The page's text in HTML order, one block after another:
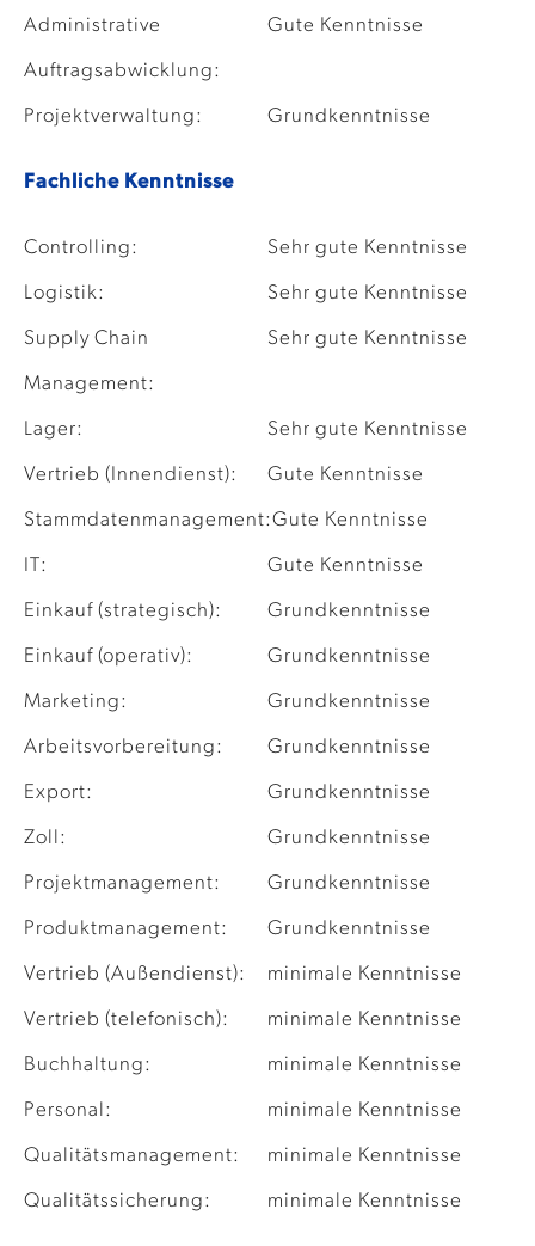
Administrative
Auftragsabwicklung:
Gute Kenntnisse
Projektverwaltung: Grundkenntnisse
Fachliche Kenntnisse
Controlling: Sehr gute Kenntnisse
Logistik: Sehr gute Kenntnisse
Supply Chain
Management:
Sehr gute Kenntnisse
Lager: Sehr gute Kenntnisse
Vertrieb (Innendienst): Gute Kenntnisse
Stammdatenmanagement:Gute Kenntnisse
IT: Gute Kenntnisse
Einkauf (strategisch): Grundkenntnisse
Einkauf (operativ): Grundkenntnisse
Marketing: Grundkenntnisse
Arbeitsvorbereitung: Grundkenntnisse
Export: Grundkenntnisse
Zoll: Grundkenntnisse
Projektmanagement: Grundkenntnisse
Produktmanagement: Grundkenntnisse
Vertrieb (Außendienst): minimale Kenntnisse
Vertrieb (telefonisch): minimale Kenntnisse
Buchhaltung: minimale Kenntnisse
Personal: minimale Kenntnisse
Qualitätsmanagement: minimale Kenntnisse
Qualitätssicherung: minimale Kenntnisse